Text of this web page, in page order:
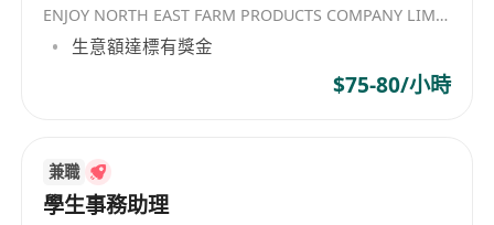
ENJOY NORTH EAST FARM PRODUCTS COMPANY LIMITED
生意額達標有獎金
$75-80/小時
兼職
學生事務助理